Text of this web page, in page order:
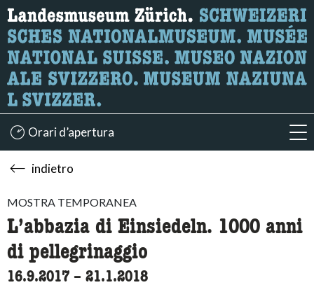
Ricerca
Qui è possibile cercare i contenuti della pagina.
Orari d’apertura
indietro
MOSTRA TEMPORANEA
L’abbazia di Einsiedeln. 1000 anni
di pellegrinaggio
16.9.2017 accessibility.time_to
– 21.1.2018